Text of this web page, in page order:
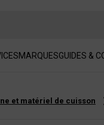
MARQUESGUIDES &
et matériel de cuisson